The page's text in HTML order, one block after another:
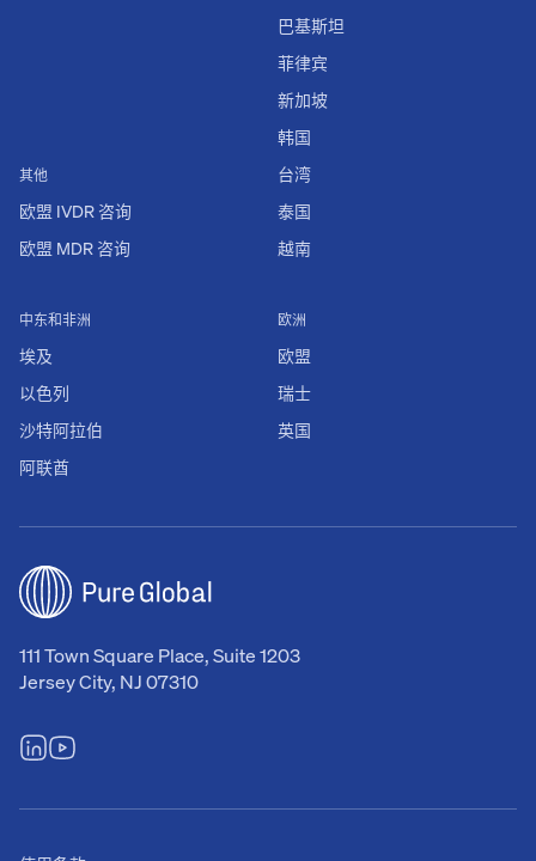
111 Town Square Place, Suite 1203
Jersey City, NJ 07310
其他
欧盟 IVDR 咨询
欧盟 MDR 咨询
欧洲
欧盟
瑞士
英国
中东和非洲
埃及
以色列
沙特阿拉伯
阿联酋
巴基斯坦
菲律宾
新加坡
韩国
台湾
泰国
越南